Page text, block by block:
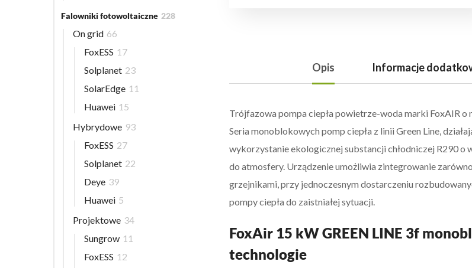
Opis Informacje
Trójfazowa pompa ciepła powietrze-woda marki FoxAIR
Seria monoblokowych pomp ciepła z linii Green Line,
wykorzystanie ekologicznej substancji chłodniczej R290
do atmosfery. Urządzenie umożliwia zintegrowanie
grzejnikami, przy jednoczesnym dostarczeniu
pompy ciepła do zaistniałej sytuacji.
FoxAir 15 kW GREEN LINE 3f
technologie
Falowniki fotowoltaiczne 228
On grid 66
FoxESS 17
Solplanet 23
SolarEdge 11
Huawei 15
Hybrydowe 93
FoxESS 27
Solplanet 22
Deye 39
Huawei 5
Projektowe 34
Sungrow 11
FoxESS 12